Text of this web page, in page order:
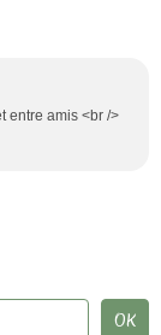
entre amis <br />